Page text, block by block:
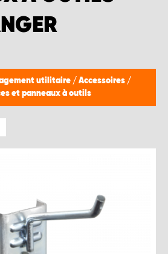
utilitaire / Accessoires /
et panneaux à outils